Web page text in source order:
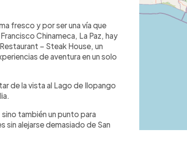
Lake and Restaurant –
en un solo destino. El
habilitado en la Ruta
metros de recorrido
disponible todos los
flan de yuca, receta
local.
fresco y por ser una vía que
Chinameca, La Paz, hay
– Steak House, un
de aventura en un solo
de la vista al Lago de Ilopango
también un punto para
sin alejarse demasiado de San